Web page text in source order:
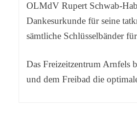
OLMdV Rupert Schwab-
Dankesurkunde für seine
sämtliche Schlüsselbänder
Das Freizeitzentrum Arnfels
und dem Freibad die